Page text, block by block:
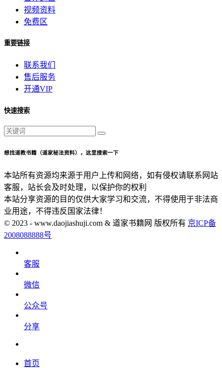
视频资料
免费区
重要链接
联系我们
售后服务
开通VIP
快速搜索
想找道教书籍（道家秘法资料），这里搜索一下
本站所有资源均来源于用户上传和网络，如有侵权请联系网站
客服，站长会及时处理，以保护你的权利
本站分享资源的目的仅供大家学习和交流，不得使用于非法商
业用途，不得违反国家法律！
© 2023 - www.daojiashuji.com & 道家书籍网 版权所有 京ICP备
2008088888号
客服
微信
公众号
分享
首页